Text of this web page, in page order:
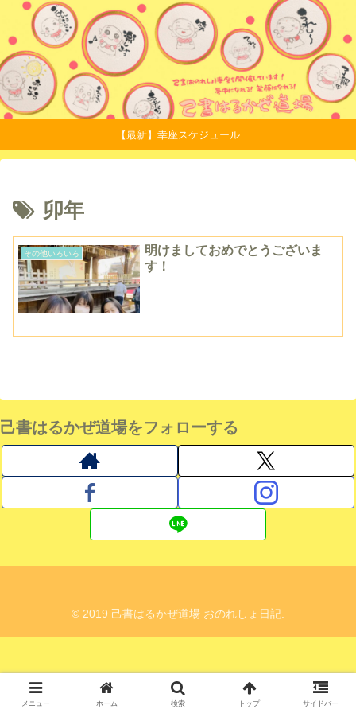
【最新】幸座スケジュール
卯年
その他いろいろ
明けましておめでとうございま
す！
己書はるかぜ道場をフォローする
© 2019 己書はるかぜ道場 おのれしょ日記.
メニュー ホーム 検索 トップ サイドバー